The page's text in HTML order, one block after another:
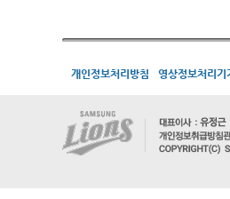
개인정보처리방침 영상정보처리기